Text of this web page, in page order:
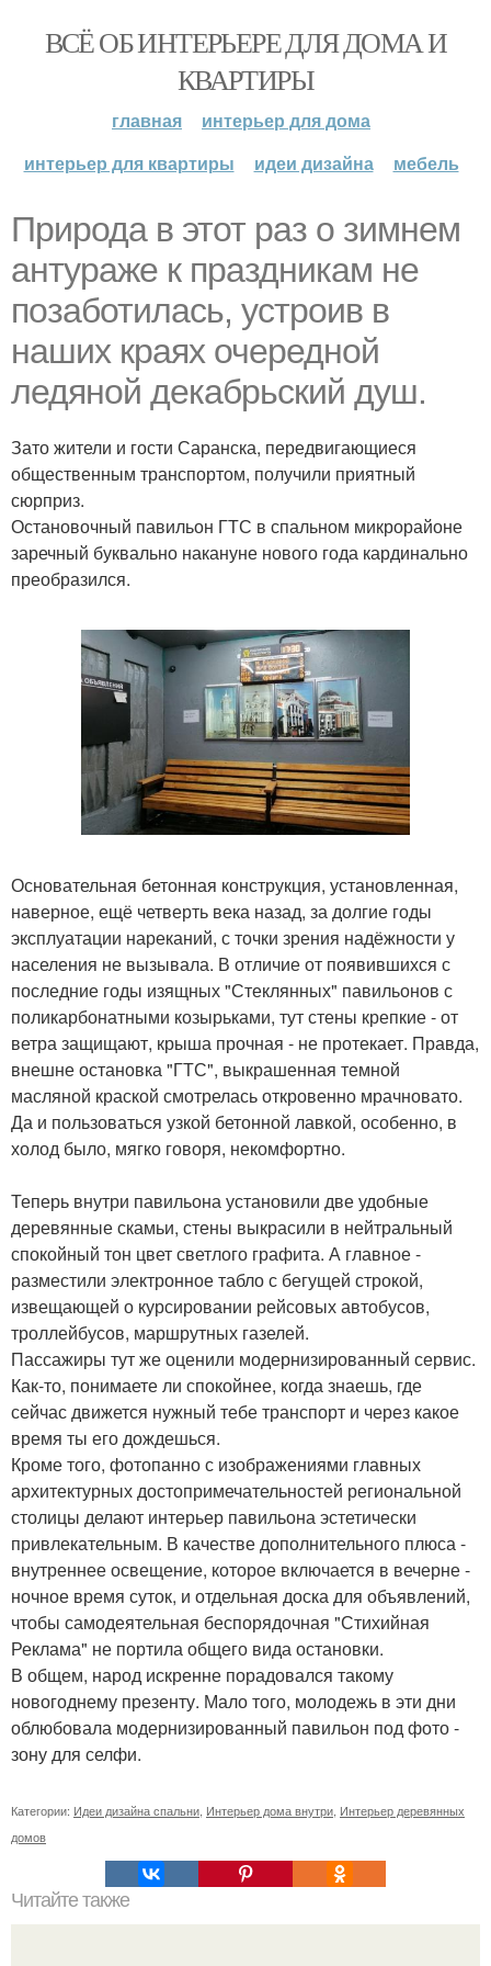
ВСЁ ОБ ИНТЕРЬЕРЕ ДЛЯ ДОМА И
КВАРТИРЫ
главная
интерьер для дома
интерьер для квартиры
идеи дизайна мебель
Природа в этот раз о зимнем
антураже к праздникам не
позаботилась, устроив в
наших краях очередной
ледяной декабрьский душ.
Зато жители и гости Саранска, передвигающиеся
общественным транспортом, получили приятный
сюрприз.
Остановочный павильон ГТС в спальном микрорайоне
заречный буквально накануне нового года кардинально
преобразился.
Основательная бетонная конструкция, установленная,
наверное, ещё четверть века назад, за долгие годы
эксплуатации нареканий, с точки зрения надёжности у
населения не вызывала. В отличие от появившихся с
последние годы изящных "Стеклянных" павильонов с
поликарбонатными козырьками, тут стены крепкие - от
ветра защищают, крыша прочная - не протекает. Правда,
внешне остановка "ГТС", выкрашенная темной
масляной краской смотрелась откровенно мрачновато.
Да и пользоваться узкой бетонной лавкой, особенно, в
холод было, мягко говоря, некомфортно.
Теперь внутри павильона установили две удобные
деревянные скамьи, стены выкрасили в нейтральный
спокойный тон цвет светлого графита. А главное -
разместили электронное табло с бегущей строкой,
извещающей о курсировании рейсовых автобусов,
троллейбусов, маршрутных газелей.
Пассажиры тут же оценили модернизированный сервис.
Как-то, понимаете ли спокойнее, когда знаешь, где
сейчас движется нужный тебе транспорт и через какое
время ты его дождешься.
Кроме того, фотопанно с изображениями главных
архитектурных достопримечательностей региональной
столицы делают интерьер павильона эстетически
привлекательным. В качестве дополнительного плюса -
внутреннее освещение, которое включается в вечерне -
ночное время суток, и отдельная доска для объявлений,
чтобы самодеятельная беспорядочная "Стихийная
Реклама" не портила общего вида остановки.
В общем, народ искренне порадовался такому
новогоднему презенту. Мало того, молодежь в эти дни
облюбовала модернизированный павильон под фото -
зону для селфи.
Категории: Идеи дизайна спальни Интерьер дома внутри Интерьер деревянных
домов
Читайте также